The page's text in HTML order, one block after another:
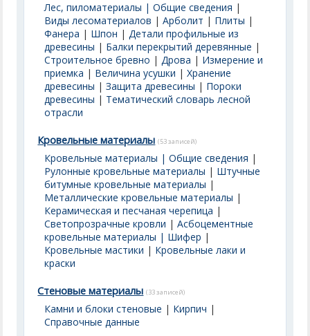
Лес, пиломатериалы | Общие сведения |
Виды лесоматериалов |Арболит | Плиты |
Фанера | Шпон |Детали профильные из
древесины | Балки перекрытий деревянные |
Строительное бревно |Дрова | Измерение и
приемка | Величина усушки |Хранение
древесины |Защита древесины | Пороки
древесины | Тематический словарь лесной
отрасли
Кровельные материалы (53 записей)
Кровельные материалы | Общие сведения |
Рулонные кровельные материалы | Штучные
битумные кровельные материалы |
Металлические кровельные материалы |
Керамическая и песчаная черепица |
Светопрозрачные кровли |Асбоцементные
кровельные материалы | Шифер |
Кровельные мастики | Кровельные лаки и
краски
Стеновые материалы (33 записей)
Камни и блоки стеновые | Кирпич |
Справочные данные